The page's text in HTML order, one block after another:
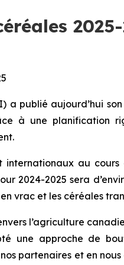
a publié aujourd’hui son
à une planification
au
2024-2025 sera
vrac et les céréales
l’agriculture
une approche de
partenaires et en